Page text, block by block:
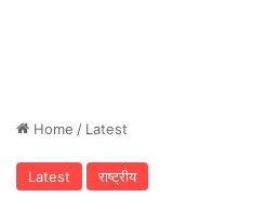
Home / Latest
Latest राष्ट्रीय